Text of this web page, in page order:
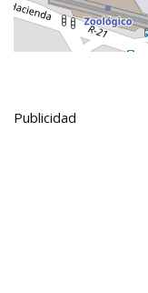
Publicidad